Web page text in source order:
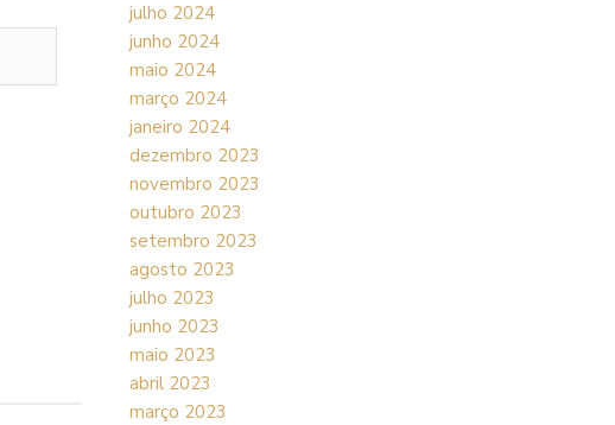
julho 2024
junho 2024
maio 2024
março 2024
janeiro 2024
dezembro 2023
novembro 2023
outubro 2023
setembro 2023
agosto 2023
julho 2023
junho 2023
maio 2023
abril 2023
março 2023